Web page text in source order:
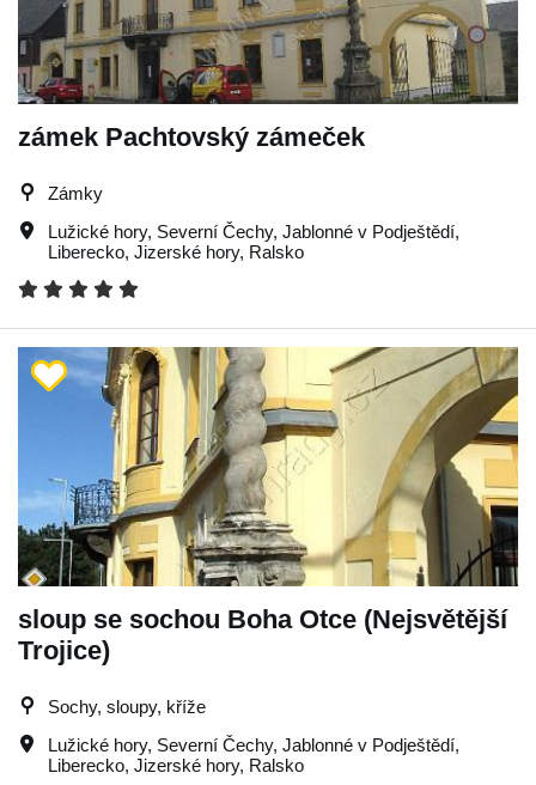
zámek Pachtovský zámeček
Zámky
Lužické hory, Severní Čechy, Jablonné v Podještědí,
Liberecko, Jizerské hory, Ralsko
sloup se sochou Boha Otce (Nejsvětější
Trojice)
Sochy, sloupy, kříže
Lužické hory, Severní Čechy, Jablonné v Podještědí,
Liberecko, Jizerské hory, Ralsko